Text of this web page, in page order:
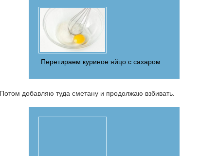
Перетираем куриное яйцо с сахаром
Потом добавляю туда сметану и продолжаю взбивать.